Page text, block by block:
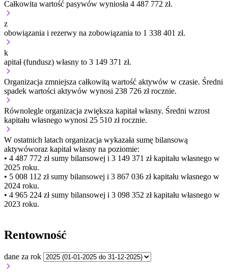
Całkowita wartość pasywów wyniosła 4 487 772 zł.
z
obowiązania i rezerwy na zobowiązania to 1 338 401 zł.
k
apitał (fundusz) własny to 3 149 371 zł.
Organizacja zmniejsza całkowitą wartość aktywów w czasie. Średni
spadek wartości aktywów wynosi 238 726 zł rocznie.
Równolegle organizacja zwiększa kapitał własny. Średni wzrost
kapitału własnego wynosi 25 510 zł rocznie.
W ostatnich latach organizacja wykazała sumę bilansową
aktywóworaz kapitał własny na poziomie:
• 4 487 772 złsumy bilansowej i 3 149 371 zł kapitału własnego w
2025 roku.
• 5 008 112 złsumy bilansowej i 3 867 036 zł kapitału własnego w
2024 roku.
• 4 965 224 złsumy bilansowej i 3 098 352 zł kapitału własnego w
2023 roku.
Rentowność
dane za rok